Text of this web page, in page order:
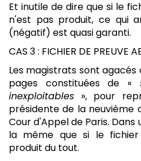
Et inutile de dire que si le
n'est pas produit, ce qui
(négatif) est quasi garanti.
CAS 3 : FICHIER DE PREUVE
Les magistrats sont
pages constituées de «
inexploitables », pour
présidente de la neuvième
Cour d'Appel de Paris.
la même que si le
produit du tout.